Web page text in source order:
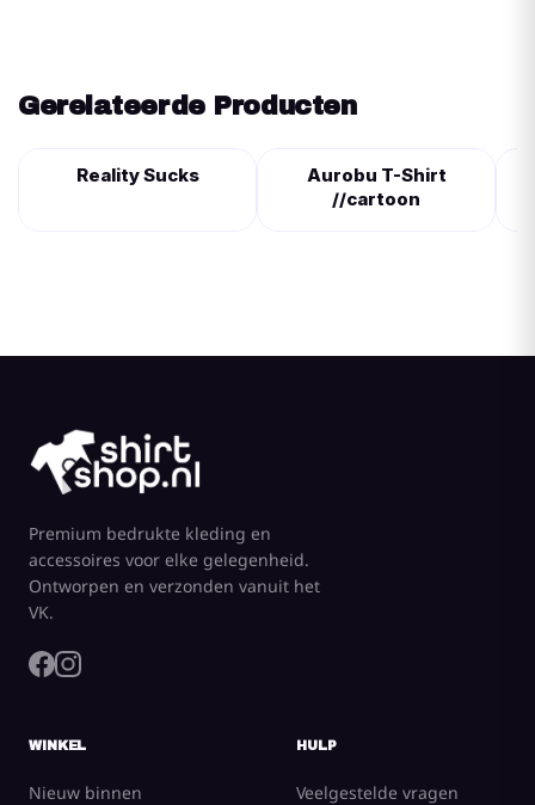
Gerelateerde Producten
Reality Sucks
Aurobu T-Shirt
//cartoon
Premium bedrukte kleding en
accessoires voor elke gelegenheid.
Ontworpen en verzonden vanuit het
VK.
WINKEL
Nieuw binnen
HULP
Veelgestelde vragen